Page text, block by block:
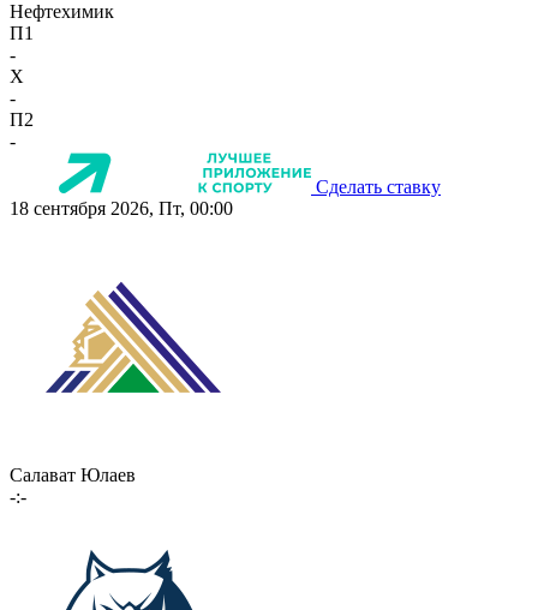
Нефтехимик
П1
-
X
-
П2
-
Сделать ставку
18 сентября 2026, Пт, 00:00
Салават Юлаев
-:-